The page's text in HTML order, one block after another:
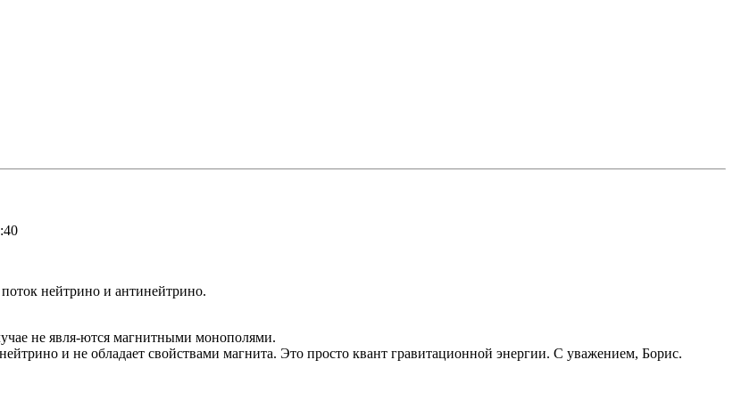
нейтрино и антинейтрино.
не явля-ются магнитными монополями.
и не обладает свойствами магнита. Это просто квант гравитационной энергии. С уважением, Борис.